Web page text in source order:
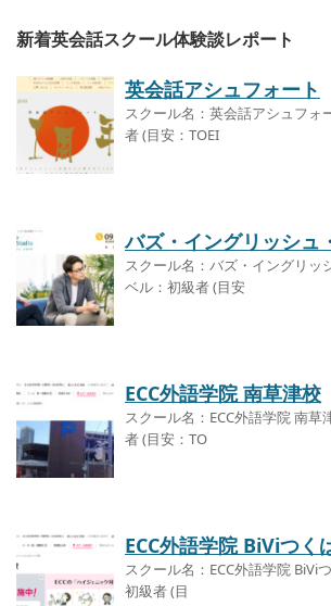
新着英会話スクール体験談レポート
英会話アシュフォート
スクール名：英会話アシュフォ
者 (目安：TOEI
バズ・イングリッシュ
スクール名：バズ・イングリッ
ベル：初級者 (目安
ECC外語学院 南草津校
スクール名：ECC外語学院 南
者 (目安：TO
ECC外語学院 BiViつく
スクール名：ECC外語学院 BiVi
初級者 (目